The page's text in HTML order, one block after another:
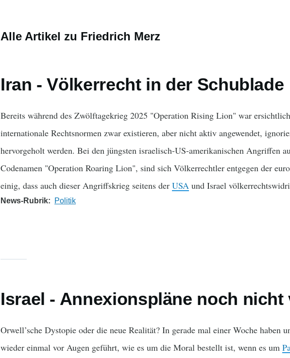
Alle Artikel zu Friedrich Merz
Iran - Völkerrecht in der Schublade
Bereits während des Zwölftagekrieg 2025 "Operation Rising Lion" war
internationale Rechtsnormen zwar existieren, aber nicht aktiv angewendet,
hervorgeholt werden. Bei den jüngsten israelisch-US-amerikanischen Angriffen
Codenamen "Operation Roaring Lion", sind sich Völkerrechtler entgegen der
einig, dass auch dieser Angriffskrieg seitens der USA und Israel
News-Rubrik Politik
Israel - Annexionspläne noch nicht
Orwell’sche Dystopie oder die neue Realität? In gerade mal einer Woche haben
wieder einmal vor Augen geführt, wie es um die Moral bestellt ist, wenn es um